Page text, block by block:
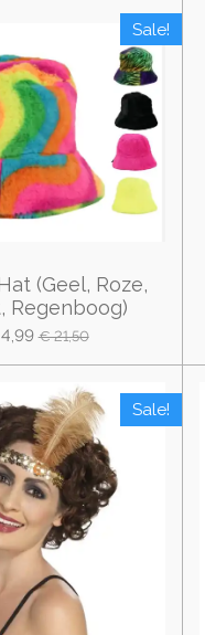
Sale!
(Geel, Roze,
Regenboog)
€ 21,50
Sale!